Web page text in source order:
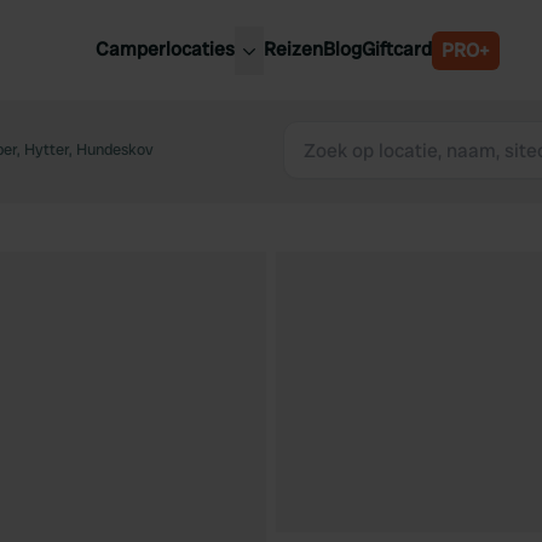
Camperlocaties
Luxemburg
ReizenBlogGiftcard PRO+
Hytter, Hundeskov